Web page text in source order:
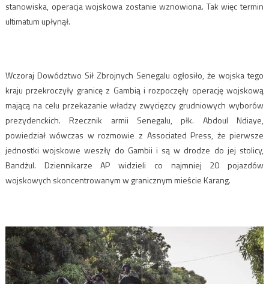
stanowiska, operacja wojskowa zostanie wznowiona. Tak więc termin
ultimatum upłynął.
Wczoraj Dowództwo Sił Zbrojnych Senegalu ogłosiło, że wojska tego
kraju przekroczyły granicę z Gambią i rozpoczęły operację wojskową
mającą na celu przekazanie władzy zwycięzcy grudniowych wyborów
prezydenckich. Rzecznik armii Senegalu, płk. Abdoul Ndiaye,
powiedział wówczas w rozmowie z Associated Press, że pierwsze
jednostki wojskowe weszły do Gambii i są w drodze do jej stolicy,
Bandżul. Dziennikarze AP widzieli co najmniej 20 pojazdów
wojskowych skoncentrowanym w granicznym mieście Karang.